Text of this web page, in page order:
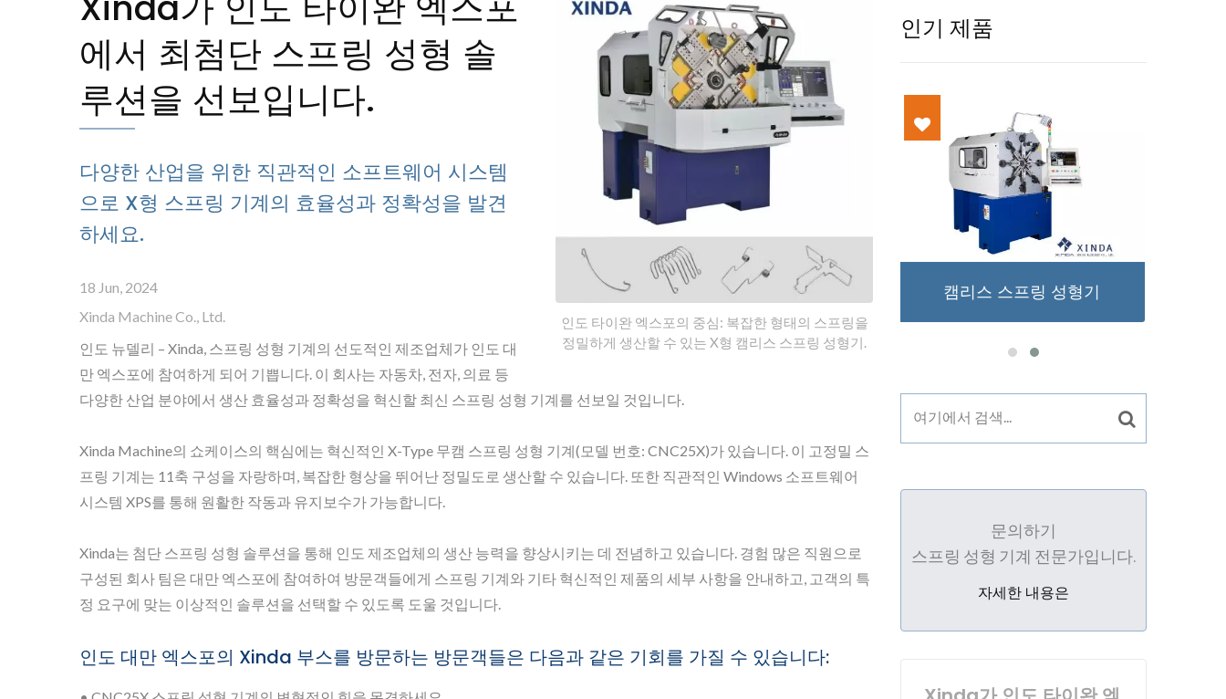
인도 타이완 엑스포의 중심: 복잡한 형태의 스프링을
정밀하게 생산할 수 있는 X형 캠리스 스프링 성형기.
에서 최첨단 스프링 성형 솔
루션을 선보입니다.
다양한 산업을 위한 직관적인 소프트웨어 시스템
으로 X형 스프링 기계의 효율성과 정확성을 발견
하세요.
18 Jun, 2024
Xinda Machine Co., Ltd.
인도 뉴델리 – Xinda, 스프링 성형 기계의 선도적인 제조업체가 인도 대
만 엑스포에 참여하게 되어 기쁩니다. 이 회사는 자동차, 전자, 의료 등
다양한 산업 분야에서 생산 효율성과 정확성을 혁신할 최신 스프링 성형 기계를 선보일 것입니다.
Xinda Machine의 쇼케이스의 핵심에는 혁신적인 X-Type 무캠 스프링 성형 기계(모델 번호: CNC25X)가 있습니다. 이 고정밀 스
프링 기계는 11축 구성을 자랑하며, 복잡한 형상을 뛰어난 정밀도로 생산할 수 있습니다. 또한 직관적인 Windows 소프트웨어
시스템 XPS를 통해 원활한 작동과 유지보수가 가능합니다.
Xinda는 첨단 스프링 성형 솔루션을 통해 인도 제조업체의 생산 능력을 향상시키는 데 전념하고 있습니다. 경험 많은 직원으로
구성된 회사 팀은 대만 엑스포에 참여하여 방문객들에게 스프링 기계와 기타 혁신적인 제품의 세부 사항을 안내하고, 고객의 특
정 요구에 맞는 이상적인 솔루션을 선택할 수 있도록 도울 것입니다.
인도 대만 엑스포의 Xinda 부스를 방문하는 방문객들은 다음과 같은 기회를 가질 수 있습니다:
인기 제품
캠리스 스프링 성형기 캠리스 스프링 성형기 X형 스프링 성형기
문의하기
스프링 성형 기계 전문가입니다.
자세한 내용은